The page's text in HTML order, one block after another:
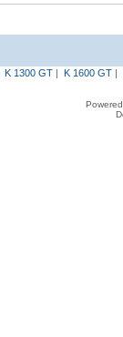
K 1300 GT| K 1600 GT|